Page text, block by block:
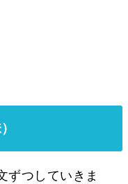
ずつしていきま